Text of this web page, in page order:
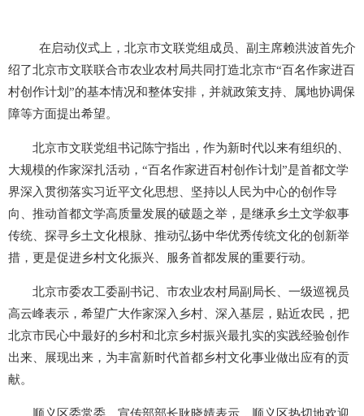
在启动仪式上，北京市文联党组成员、副主席赖洪波首先介
绍了北京市文联联合市农业农村局共同打造北京市“百名作家进百
村创作计划”的基本情况和整体安排，并就政策支持、属地协调保
障等方面提出希望。
北京市文联党组书记陈宁指出，作为新时代以来有组织的、
大规模的作家深扎活动，“百名作家进百村创作计划”是首都文学
界深入贯彻落实习近平文化思想、坚持以人民为中心的创作导
向、推动首都文学高质量发展的破题之举，是继承乡土文学叙事
传统、探寻乡土文化根脉、推动弘扬中华优秀传统文化的创新举
措，更是促进乡村文化振兴、服务首都发展的重要行动。
北京市委农工委副书记、市农业农村局副局长、一级巡视员
高云峰表示，希望广大作家深入乡村、深入基层，贴近农民，把
北京市民心中最好的乡村和北京乡村振兴最扎实的实践经验创作
出来、展现出来，为丰富新时代首都乡村文化事业做出应有的贡
献。
顺义区委常委、宣传部部长耿晓婧表示，顺义区热切地欢迎